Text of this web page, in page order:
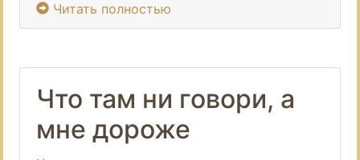
Читать полностью
Что там ни говори, а
мне дороже